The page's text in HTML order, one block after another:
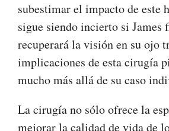
subestimar el impacto de este
sigue siendo incierto si James
recuperará la visión en su ojo
implicaciones de esta cirugía
mucho más allá de su caso
La cirugía no sólo ofrece la
mejorar la calidad de vida de